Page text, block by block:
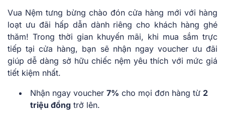
Vua Nệm tưng bừng chào đón cửa hàng mới với hàng
loạt ưu đãi hấp dẫn dành riêng cho khách hàng ghé
thăm! Trong thời gian khuyến mãi, khi mua sắm trực
tiếp tại cửa hàng, bạn sẽ nhận ngay voucher ưu đãi
giúp dễ dàng sở hữu chiếc nệm yêu thích với mức giá
tiết kiệm nhất.
Nhận ngay voucher 7% cho mọi đơn hàng từ 2
triệu đồng trở lên.